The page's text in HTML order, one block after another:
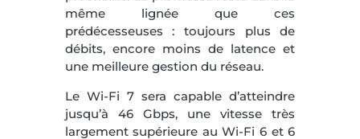
même lignée que ces
prédécesseuses : toujours plus de
débits, encore moins de latence et
une meilleure gestion du réseau.
Le Wi-Fi 7 sera capable d’atteindre
jusqu’à 46 Gbps, une vitesse très
largement supérieure au Wi-Fi 6 et 6